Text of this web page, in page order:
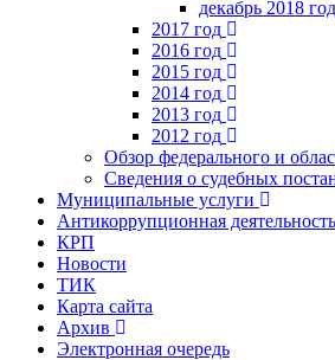
декабрь 2018
2017 год
2016 год
2015 год
2014 год
2013 год
2012 год
Обзор федерального и
Сведения о судебных
Муниципальные услуги
Антикоррупционная деятельность
КРП
Новости
ТИК
Карта сайта
Архив
Электронная очередь